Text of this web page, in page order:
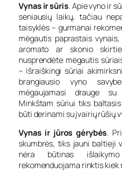
Vynas ir sūris. Apie vyno ir
seniausių laikų, tačiau
taisyklės – gurmanai
mėgautis paprastais
aromato ar skonio
nusprendėte mėgautis
– išraiškingi sūriai
brangiausio vyno
mėgaujamasi drauge su
Minkštam sūriui tiks
būti derinami su įvairių rūšių
Vynas ir jūros gėrybės.
skumbrės, tiks jauni baltieji
nėra būtinas
rekomenduojama rinktis